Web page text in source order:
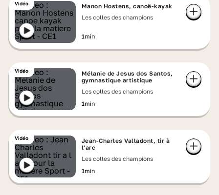
Vidéo
Manon Hostens, canoë-kayak
Les colles des champions
1min
Vidéo
Mélanie de Jesus dos Santos,
gymnastique artistique
Les colles des champions
1min
Vidéo
Jean-Charles Valladont, tir à
l'arc
Les colles des champions
1min